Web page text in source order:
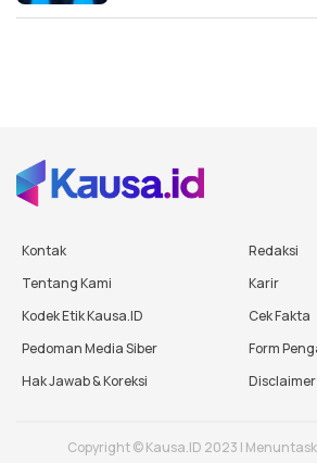
Kontak
Redaksi
Tentang Kami
Karir
Kodek Etik Kausa.ID
Cek Fakta
Pedoman Media Siber
Form
Hak Jawab & Koreksi
Disclaimer
Copyright © Kausa.ID 2023 |